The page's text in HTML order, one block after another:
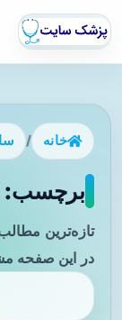
خانه /
برچسب:
تازه‌ترین
در این صفحه